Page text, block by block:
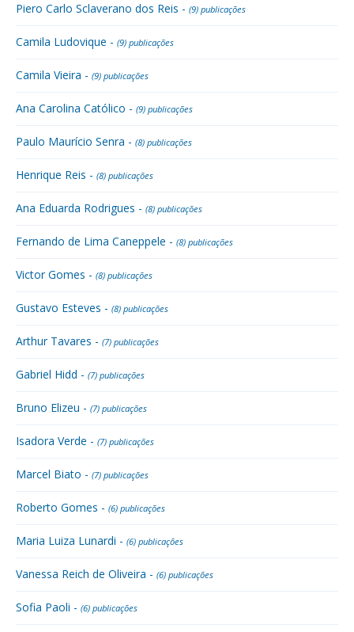
Piero Carlo Sclaverano dos Reis - (9) publicações
Camila Ludovique - (9) publicações
Camila Vieira - (9) publicações
Ana Carolina Católico - (9) publicações
Paulo Maurício Senra - (8) publicações
Henrique Reis - (8) publicações
Ana Eduarda Rodrigues - (8) publicações
Fernando de Lima Caneppele - (8) publicações
Victor Gomes - (8) publicações
Gustavo Esteves - (8) publicações
Arthur Tavares - (7) publicações
Gabriel Hidd - (7) publicações
Bruno Elizeu - (7) publicações
Isadora Verde - (7) publicações
Marcel Biato - (7) publicações
Roberto Gomes - (6) publicações
Maria Luiza Lunardi - (6) publicações
Vanessa Reich de Oliveira - (6) publicações
Sofia Paoli - (6) publicações